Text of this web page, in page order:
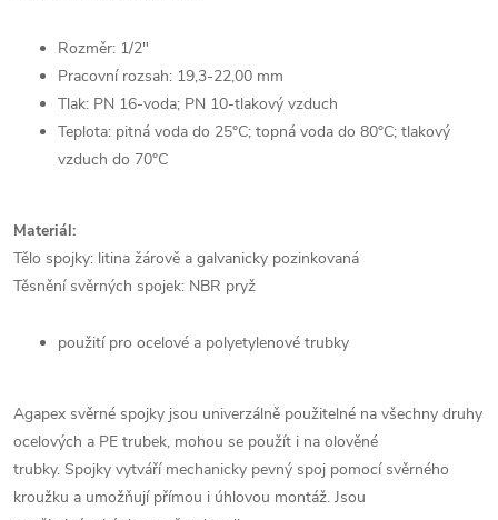
Rozměr: 1/2"
Pracovní rozsah: 19,3-22,00 mm
Tlak: PN 16-voda; PN 10-tlakový vzduch
Teplota: pitná voda do 25°C; topná voda do 80°C; tlakový
vzduch do 70°C
Materiál:
Tělo spojky: litina žárově a galvanicky pozinkovaná
Těsnění svěrných spojek: NBR pryž
použití pro ocelové a polyetylenové trubky
Agapex svěrné spojky jsou univerzálně použitelné na všechny druhy
ocelových a PE trubek, mohou se použít i na olověné
trubky. Spojky vytváří mechanicky pevný spoj pomocí svěrného
kroužku a umožňují přímou i úhlovou montáž. Jsou